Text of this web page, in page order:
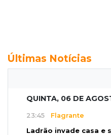
Últimas Notícias
QUINTA, 06 DE
23:45 Flagrante
Ladrão invade casa e